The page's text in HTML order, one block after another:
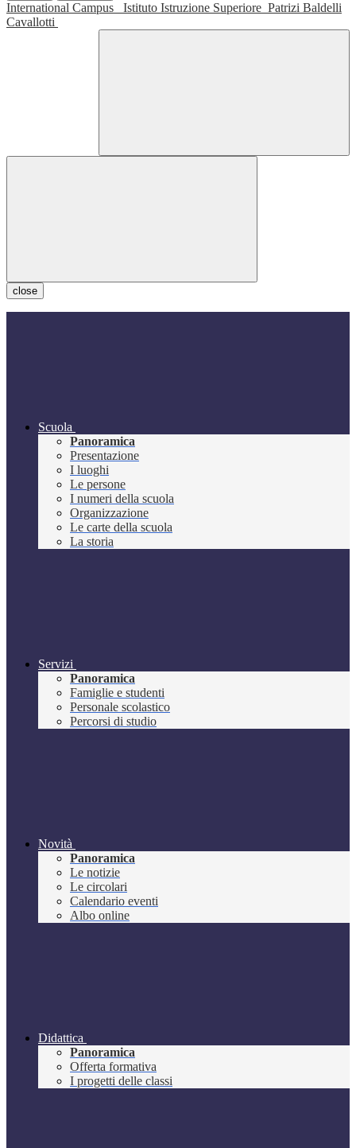
International Campus Istituto Istruzione Superiore Patrizi Baldelli
Cavallotti
close
Scuola
Panoramica
Presentazione
I luoghi
Le persone
I numeri della scuola
Organizzazione
Le carte della scuola
La storia
Servizi
Panoramica
Famiglie e studenti
Personale scolastico
Percorsi di studio
Novità
Panoramica
Le notizie
Le circolari
Calendario eventi
Albo online
Didattica
Panoramica
Offerta formativa
I progetti delle classi